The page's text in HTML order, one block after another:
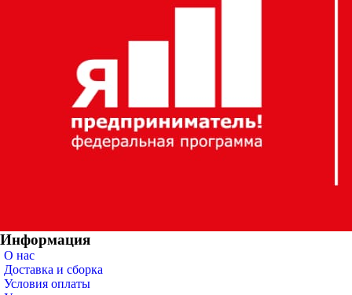
Информация
О нас
Доставка и сборка
Условия оплаты